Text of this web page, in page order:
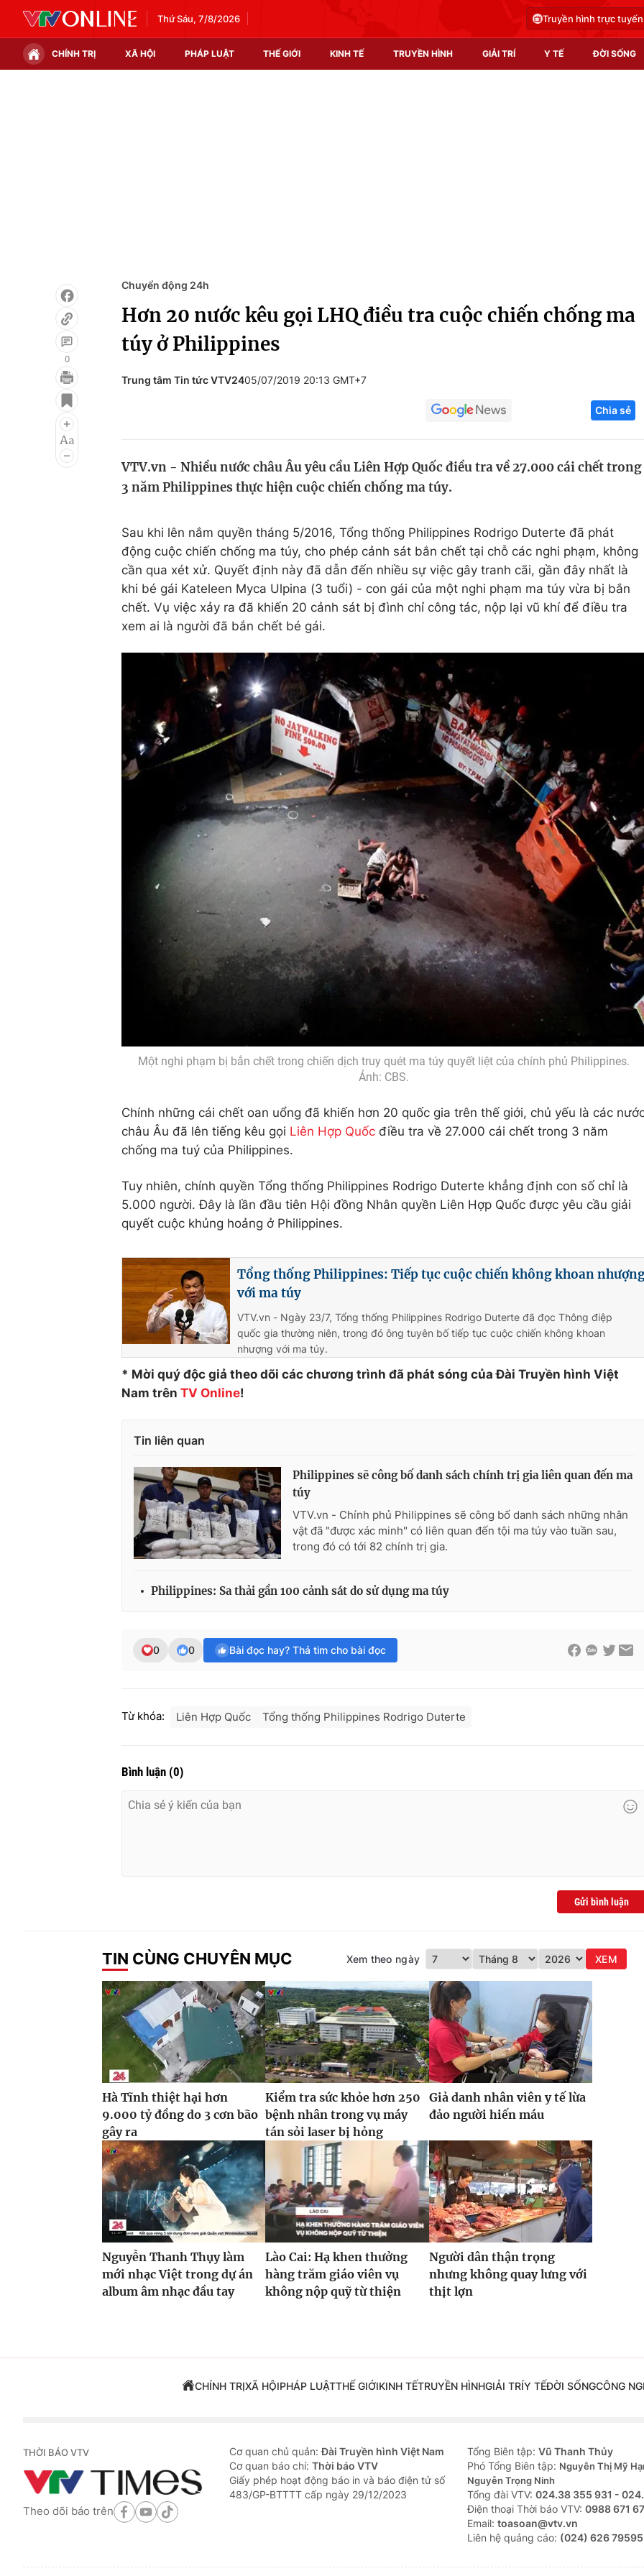
Thứ Sáu, 7/8/2026 Truyền hình trực tuyến
CHÍNH TRỊ XÃ HỘI PHÁP LUẬT THẾ GIỚI KINH TẾ TRUYỀN HÌNH GIẢI TRÍ Y TẾ ĐỜI SỐNG
Infographic
Điện ảnh
Âm nhạc
Chất lượng cuộc sống
Tuyển sinh
Hitech Công
Thị trường
0
Chuyển động 24h
Hơn 20 nước kêu gọi LHQ điều tra cuộc chiến chống ma
túy ở Philippines
Trung tâm Tin tức VTV2405/07/2019 20:13 GMT+7
Chia sẻ
VTV.vn - Nhiều nước châu Âu yêu cầu Liên Hợp Quốc điều tra về 27.000 cái chết trong
3 năm Philippines thực hiện cuộc chiến chống ma túy.
Sau khi lên nắm quyền tháng 5/2016, Tổng thống Philippines Rodrigo Duterte đã phát
động cuộc chiến chống ma túy, cho phép cảnh sát bắn chết tại chỗ các nghi phạm, không
cần qua xét xử. Quyết định này đã dẫn đến nhiều sự việc gây tranh cãi, gần đây nhất là
khi bé gái Kateleen Myca Ulpina (3 tuổi) - con gái của một nghi phạm ma túy vừa bị bắn
chết. Vụ việc xảy ra đã khiến 20 cảnh sát bị đình chỉ công tác, nộp lại vũ khí để điều tra
xem ai là người đã bắn chết bé gái.
Một nghi phạm bị bắn chết trong chiến dịch truy quét ma túy quyết liệt của chính phủ Philippines.
Ảnh: CBS.
Chính những cái chết oan uổng đã khiến hơn 20 quốc gia trên thế giới, chủ yếu là các
châu Âu đã lên tiếng kêu gọi Liên Hợp Quốc điều tra về 27.000 cái chết trong 3 năm
chống ma tuý của Philippines.
Tuy nhiên, chính quyền Tổng thống Philippines Rodrigo Duterte khẳng định con số chỉ là
5.000 người. Đây là lần đầu tiên Hội đồng Nhân quyền Liên Hợp Quốc được yêu cầu giải
quyết cuộc khủng hoảng ở Philippines.
Tổng thống Philippines: Tiếp tục cuộc chiến không khoan
với ma túy
VTV.vn - Ngày 23/7, Tổng thống Philippines Rodrigo Duterte đã đọc Thông điệp
quốc gia thường niên, trong đó ông tuyên bố tiếp tục cuộc chiến không khoan
nhượng với ma túy.
* Mời quý độc giả theo dõi các chương trình đã phát sóng của Đài Truyền hình Việt
Nam trên TV Online!
Tin liên quan
Philippines sẽ công bố danh sách chính trị gia liên quan đến ma
túy
VTV.vn - Chính phủ Philippines sẽ công bố danh sách những nhân
vật đã "được xác minh" có liên quan đến tội ma túy vào tuần sau,
trong đó có tới 82 chính trị gia.
Philippines: Sa thải gần 100 cảnh sát do sử dụng ma túy
0 0 Bài đọc hay? Thả tim cho bài đọc
Từ khóa: Liên Hợp Quốc Tổng thống Philippines Rodrigo Duterte
Bình luận (0)
Gửi bình luận
TIN CÙNG CHUYÊN MỤC Xem theo ngày XEM
Hà Tĩnh thiệt hại hơn
9.000 tỷ đồng do 3 cơn bão
gây ra
Kiểm tra sức khỏe hơn 250
bệnh nhân trong vụ máy
tán sỏi laser bị hỏng
Giả danh nhân viên y tế lừa
đảo người hiến máu
Nguyễn Thanh Thụy làm
mới nhạc Việt trong dự án
album âm nhạc đầu tay
Lào Cai: Hạ khen thưởng
hàng trăm giáo viên vụ
không nộp quỹ từ thiện
Người dân thận trọng
nhưng không quay lưng với
thịt lợn
CHÍNH TRỊXÃ HỘIPHÁP LUẬTTHẾ GIỚIKINH TẾTRUYỀN HÌNHGIẢI TRÍY TẾĐỜI SỐNGCÔNG
THỜI BÁO VTV
Theo dõi báo trên
Cơ quan chủ quản:Đài Truyền hình Việt Nam
Cơ quan báo chí: Thời báo VTV
Giấy phép hoạt động báo in và báo điện tử số
483/GP-BTTTT cấp ngày 29/12/2023
Tổng Biên tập: Vũ Thanh Thủy
Phó Tổng Biên tập: Nguyễn Thị Mỹ
Nguyễn Trọng Ninh
Tổng đài VTV: 024.38 355 931 -
Ðiện thoại Thời báo VTV: 0988 671
Email: toasoan@vtv.vn
Liên hệ quảng cáo: (024) 626 79595